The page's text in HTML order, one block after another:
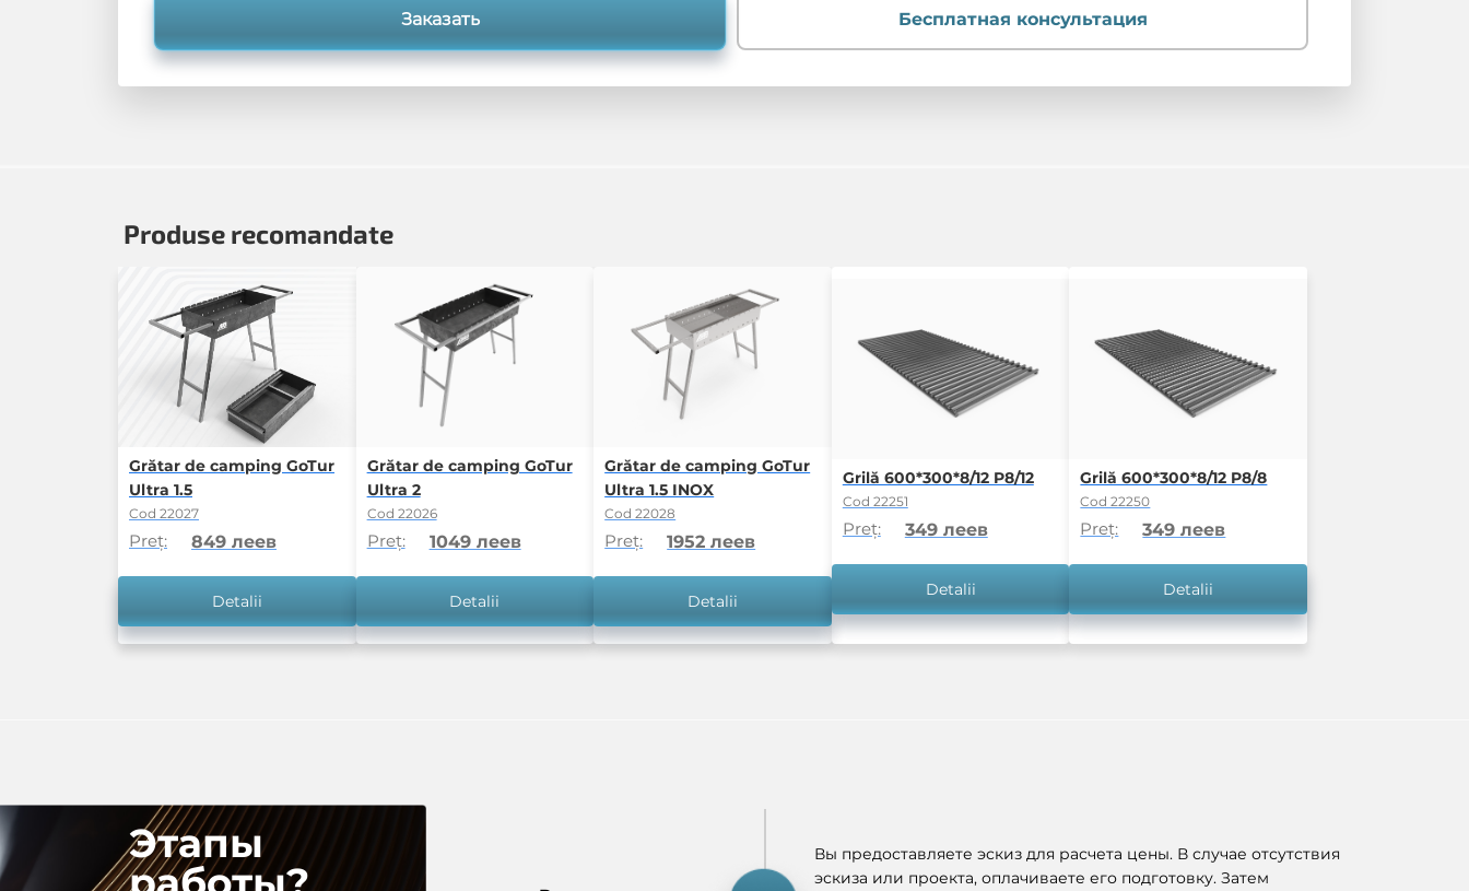
Заказать Бесплатная консультация
Produse recomandate
Grătar de camping GoTur
Ultra 1.5
Cod 22027
Preț: 849 леев
Detalii
Grătar de camping GoTur
Ultra 2
Cod 22026
Preț: 1049 леев
Detalii
Grătar de camping GoTur
Ultra 1.5 INOX
Cod 22028
Preț: 1952 леев
Detalii
Grilă 600*300*8/12 P8/12
Cod 22251
Preț: 349 леев
Detalii
Grilă 600*300*8/12 P8/8
Cod 22250
Preț: 349 леев
Detalii
Этапы
Вы предоставляете эскиз для расчета цены. В случае отсутствия
эскиза или проекта, оплачиваете его подготовку. Затем